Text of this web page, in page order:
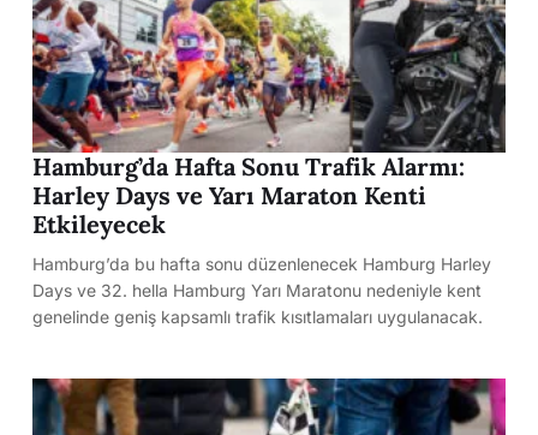
Hamburg’da Hafta Sonu Trafik Alarmı:
Harley Days ve Yarı Maraton Kenti
Etkileyecek
Hamburg’da bu hafta sonu düzenlenecek Hamburg Harley
Days ve 32. hella Hamburg Yarı Maratonu nedeniyle kent
genelinde geniş kapsamlı trafik kısıtlamaları uygulanacak.